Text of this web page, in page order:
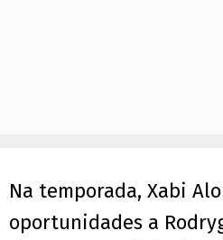
Na temporada, Xabi
oportunidades a